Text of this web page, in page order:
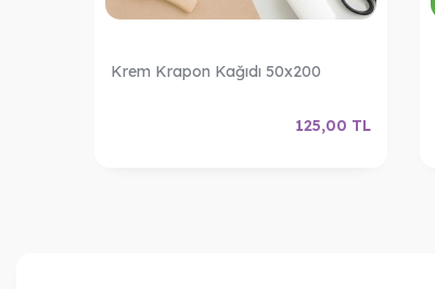
Krem Krapon Kağıdı 50x200
125,00 TL